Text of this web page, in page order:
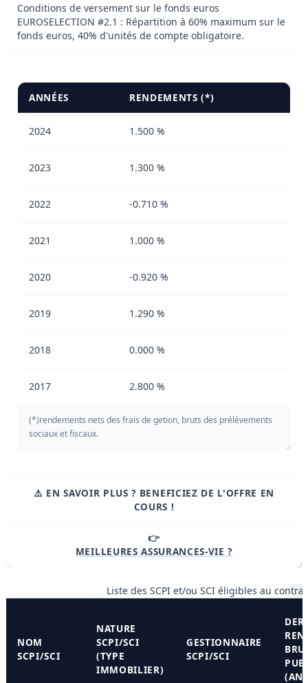
Conditions de versement sur le fonds euros
EUROSELECTION #2.1 : Répartition à 60% maximum sur le
fonds euros, 40% d'unités de compte obligatoire.
ANNÉES RENDEMENTS (*)
2024 1.500 %
2023 1.300 %
2022 -0.710 %
2021 1.000 %
2020 -0.920 %
2019 1.290 %
2018 0.000 %
2017 2.800 %
(*)rendements nets des frais de getion, bruts des prélèvements
sociaux et fiscaux.
⚠️ EN SAVOIR PLUS ? BENEFICIEZ DE L'OFFRE EN
COURS !
👉
MEILLEURES ASSURANCES-VIE ?
Liste des SCPI et/ou SCI éligibles au
NOM
SCPI/SCI
NATURE
SCPI/SCI
(TYPE
IMMOBILIER)
GESTIONNAIRE
SCPI/SCI